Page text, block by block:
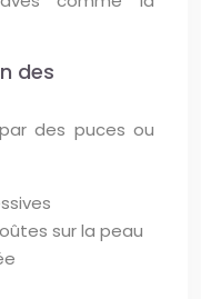
des
des puces ou
sur la peau